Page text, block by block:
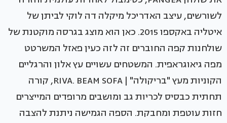
לשורשים, עיצב האדריכל מיקלה דה לוקי לביתן של
איטליה באקספו 2015. כאן הוא מוצג בגרסה מוקטנת של
שולחנות קפה החוברים זה לזה כעין פאזל המשרטט
מפה גיאוגראפית. המשטחים עשויים עץ אלון והרגליים
הקוניות מעץ "בריקולה" | RIVA. BEAM SOFA, קורה
תחתית כבסיס לכריות גב ומושבים מרופדים המייצרים
חזות עוטפת ומחבקת. הספה הגמישה ניתנת להצבה